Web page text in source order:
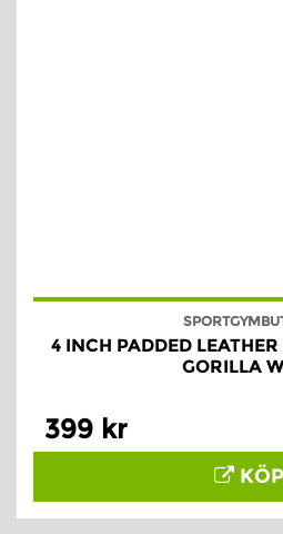
4 INCH PADDED
GORILLA
399 kr
KÖP